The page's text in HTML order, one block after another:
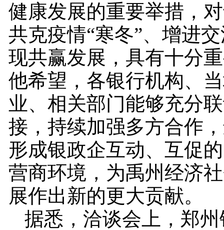
健康发展的重要举措，
共克疫情“寒冬”、增进
现共赢发展，具有十分
他希望，各银行机构、
业、相关部门能够充分
接，持续加强多方合作
形成银政企互动、互促
营商环境，为禹州经济
展作出新的更大贡献。
据悉，洽谈会上，郑